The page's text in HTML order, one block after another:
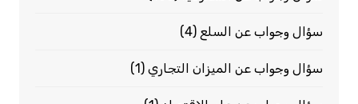
سؤال وجواب عن السلع (4)
سؤال وجواب عن الميزان التجاري(1)